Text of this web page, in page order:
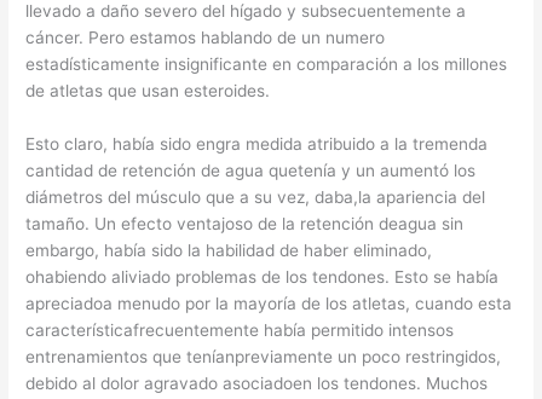
llevado a daño severo del hígado y subsecuentemente a
cáncer. Pero estamos hablando de un numero
estadísticamente insignificante en comparación a los millones
de atletas que usan esteroides.
Esto claro, había sido engra medida atribuido a la tremenda
cantidad de retención de agua quetenía y un aumentó los
diámetros del músculo que a su vez, daba,la apariencia del
tamaño. Un efecto ventajoso de la retención deagua sin
embargo, había sido la habilidad de haber eliminado,
ohabiendo aliviado problemas de los tendones. Esto se había
apreciadoa menudo por la mayoría de los atletas, cuando esta
característicafrecuentemente había permitido intensos
entrenamientos que teníanpreviamente un poco restringidos,
debido al dolor agravado asociadoen los tendones. Muchos